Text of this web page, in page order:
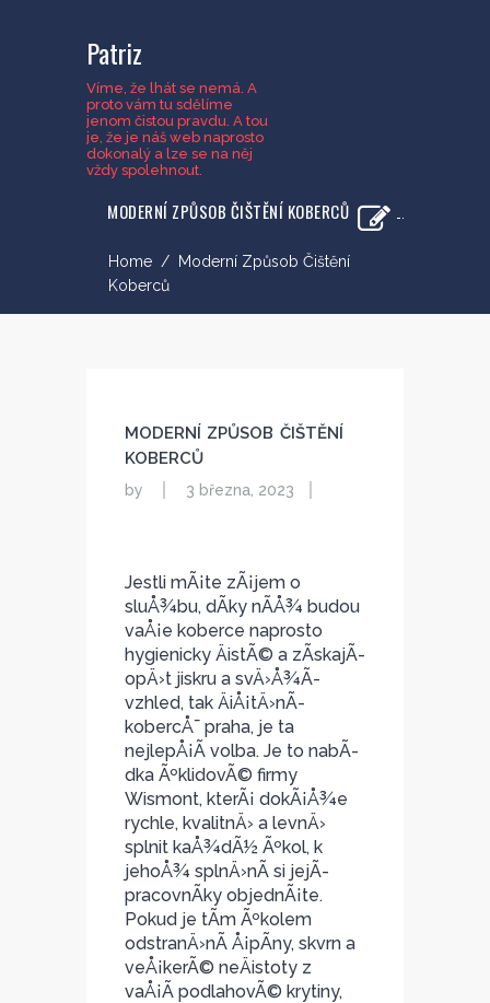
Patriz
Víme, že lhát se nemá. A
proto vám tu sdělíme
jenom čistou pravdu. A tou
je, že je náš web naprosto
dokonalý a lze se na něj
vždy spolehnout.
MODERNÍ ZPŮSOB ČIŠTĚNÍ KOBERCŮ
Home /
Moderní Způsob Čištění
Koberců
MODERNÍ ZPŮSOB ČIŠTĚNÍ
KOBERCŮ
by 3 března, 2023
Jestli mÃ¡te zÃ¡jem o
sluÅ¾bu, dÃ­ky nÃ­Å¾ budou
vaÅ¡e koberce naprosto
hygienicky ÄistÃ© a zÃ­skajÃ­
opÄ›t jiskru a svÄ›Å¾Ã­
vzhled, tak ÄiÅ¡tÄ›nÃ­
kobercÅ¯ praha, je ta
nejlepÅ¡Ã­ volba. Je to nabÃ­
dka ÃºklidovÃ© firmy
Wismont, kterÃ¡ dokÃ¡Å¾e
rychle, kvalitnÄ› a levnÄ›
splnit kaÅ¾dÃ½ Ãºkol, k
jehoÅ¾ splnÄ›nÃ­ si jejÃ­
pracovnÃ­ky objednÃ¡te.
Pokud je tÃ­m Ãºkolem
odstranÄ›nÃ­ Å¡pÃ­ny, skvrn a
veÅ¡kerÃ© neÄistoty z
vaÅ¡Ã­ podlahovÃ© krytiny,